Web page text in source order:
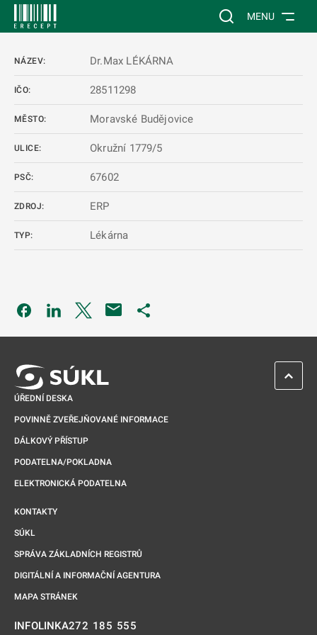
Vyhledávání na
MENU
NÁZEV: Dr.Max LÉKÁRNA
IČO: 28511298
MĚSTO: Moravské Budějovice
ULICE: Okružní 1779/5
PSČ: 67602
ZDROJ: ERP
TYP: Lékárna
Odkaz se otevře na nové kartě
Odkaz se otevře na nové kartě
Odkaz se otevře na nové kartě
ÚŘEDNÍ DESKA
POVINNĚ ZVEŘEJŇOVANÉ INFORMACE
DÁLKOVÝ PŘÍSTUP
PODATELNA/POKLADNA
ELEKTRONICKÁ PODATELNA
KONTAKTY
SÚKL
SPRÁVA ZÁKLADNÍCH REGISTRŮ
DIGITÁLNÍ A INFORMAČNÍ AGENTURA
MAPA STRÁNEK
INFOLINKA272 185 555
ZPĚT